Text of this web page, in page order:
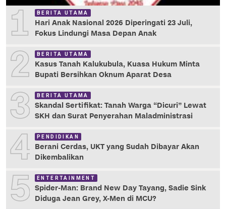
1 BERITA UTAMA
Hari Anak Nasional 2026 Diperingati 23 Juli,
Fokus Lindungi Masa Depan Anak
2 BERITA UTAMA
Kasus Tanah Kalukubula, Kuasa Hukum Minta
Bupati Bersihkan Oknum Aparat Desa
3 BERITA UTAMA
Skandal Sertifikat: Tanah Warga “Dicuri” Lewat
SKH dan Surat Penyerahan Maladministrasi
4 PENDIDIKAN
Berani Cerdas, UKT yang Sudah Dibayar Akan
Dikembalikan
5 ENTERTAINMENT
Spider-Man: Brand New Day Tayang, Sadie Sink
Diduga Jean Grey, X-Men di MCU?